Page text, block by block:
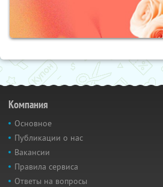
Компания
Основное
Публикации о нас
Вакансии
Правила сервиса
Ответы на вопросы